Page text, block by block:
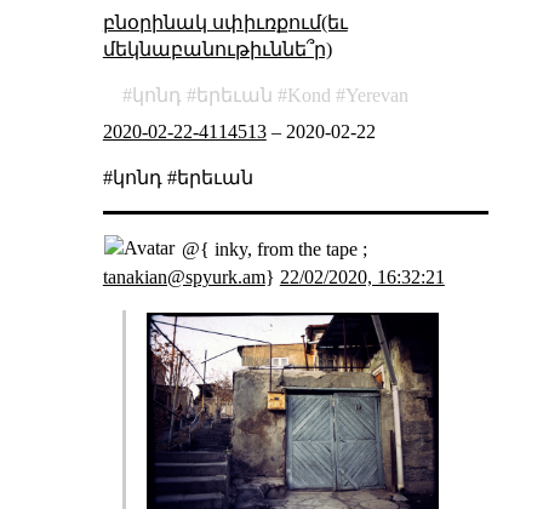
բնօրինակ սփիւռքում(եւ
մեկնաբանութիւննե՞ր)
կոնդ երեւան Kond
Yerevan
2020-02-22-4114513– 2020-02-22
#կոնդ #երեւան
@{ inky, from the tape ;
tanakian@spyurk.am} 22/02/2020, 16:32:21